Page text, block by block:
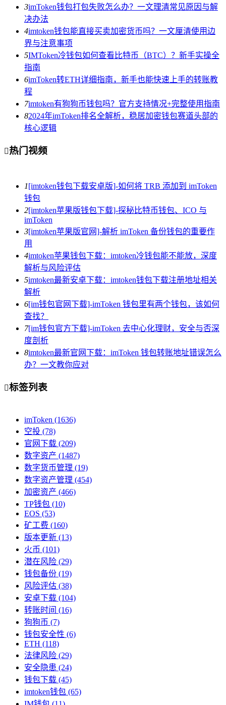
3imToken钱包打包失败怎么办？一文理清常见原因与解
决办法
4imtoken钱包能直接买卖加密货币吗？一文厘清使用边
界与注意事项
5IMToken冷钱包如何查看比特币（BTC）？新手实操全
指南
6imToken转ETH详细指南，新手也能快速上手的转账教
程
7imtoken有狗狗币钱包吗？官方支持情况+完整使用指南
82024年imToken排名全解析，稳居加密钱包赛道头部的
核心逻辑
热门视频
1[imtoken钱包下载安卓版]-如何将 TRB 添加到 imToken
钱包
2[imtoken苹果版钱包下载]-探秘比特币钱包、ICO 与
imToken
3[imtoken苹果版官网]-解析 imToken 备份钱包的重要作
用
4imtoken苹果钱包下载：imtoken冷钱包能不能放，深度
解析与风险评估
5imtoken最新安卓下载：imtoken钱包下载注册地址相关
解析
6[im钱包官网下载]-imToken 钱包里有两个钱包，该如何
查找？
7[im钱包官方下载]-imToken 去中心化理财，安全与否深
度剖析
8imtoken最新官网下载：imToken 钱包转账地址错误怎么
办？一文教你应对
标签列表
imToken (1636)
空投 (78)
官网下载 (209)
数字资产 (1487)
数字货币管理 (19)
数字资产管理 (454)
加密资产 (466)
TP钱包 (10)
EOS (53)
矿工费 (160)
版本更新 (13)
火币 (101)
潜在风险 (29)
钱包备份 (19)
风险评估 (38)
安卓下载 (104)
转账时间 (16)
狗狗币 (7)
钱包安全性 (6)
ETH (118)
法律风险 (29)
安全隐患 (24)
钱包下载 (45)
imtoken钱包 (65)